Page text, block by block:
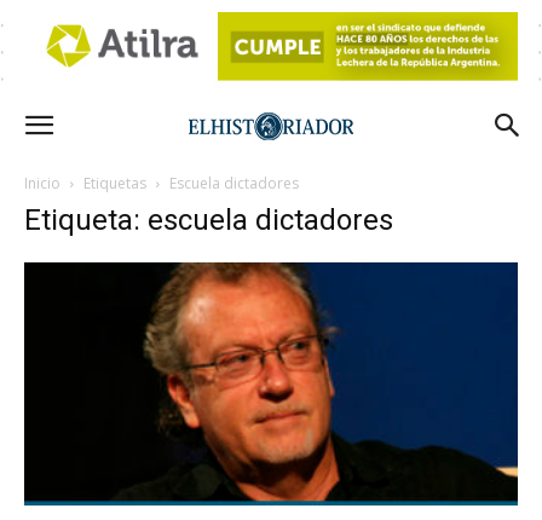
Inicio Etiquetas Escuela dictadores
Etiqueta: escuela dictadores